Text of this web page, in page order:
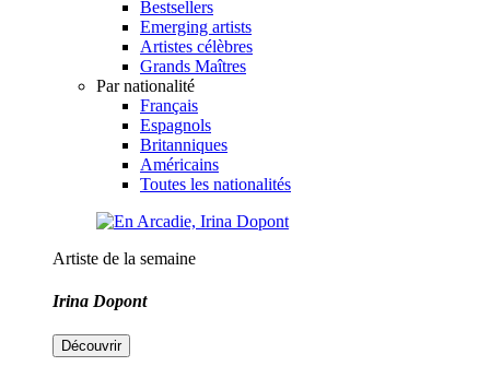
Bestsellers
Emerging artists
Artistes célèbres
Grands Maîtres
Par nationalité
Français
Espagnols
Britanniques
Américains
Toutes les nationalités
Artiste de la semaine
Irina Dopont
Découvrir